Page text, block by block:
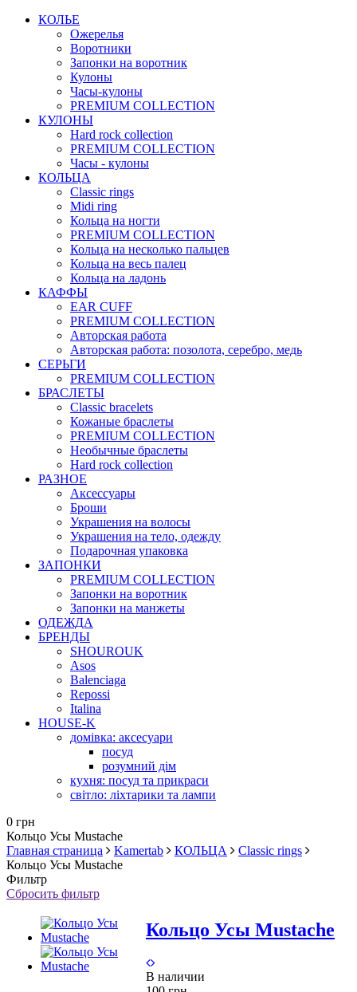
КОЛЬЕ
Ожерелья
Воротники
Запонки на воротник
Кулоны
Часы-кулоны
PREMIUM COLLECTION
КУЛОНЫ
Hard rock collection
PREMIUM COLLECTION
Часы - кулоны
КОЛЬЦА
Classic rings
Midi ring
Кольца на ногти
PREMIUM COLLECTION
Кольца на несколько пальцев
Кольца на весь палец
Кольца на ладонь
КАФФЫ
EAR CUFF
PREMIUM COLLECTION
Авторская работа
Авторская работа: позолота, серебро, медь
СЕРЬГИ
PREMIUM COLLECTION
БРАСЛЕТЫ
Classic bracelets
Кожаные браслеты
PREMIUM COLLECTION
Необычные браслеты
Hard rock collection
РАЗНОЕ
Аксессуары
Броши
Украшения на волосы
Украшения на тело, одежду
Подарочная упаковка
ЗАПОНКИ
PREMIUM COLLECTION
Запонки на воротник
Запонки на манжеты
ОДЕЖДА
БРЕНДЫ
SHOUROUK
Asos
Balenciaga
Repossi
Italina
HOUSE-K
домівка: аксесуари
посуд
розумний дім
кухня: посуд та прикраси
світло: ліхтарики та лампи
0 грн
Кольцо Усы Мustache
Главная страница
Kamertab КОЛЬЦА
Classic rings
Кольцо Усы Мustache
Фильтр
Сбросить фильтр
Кольцо Усы Мustache
В наличии